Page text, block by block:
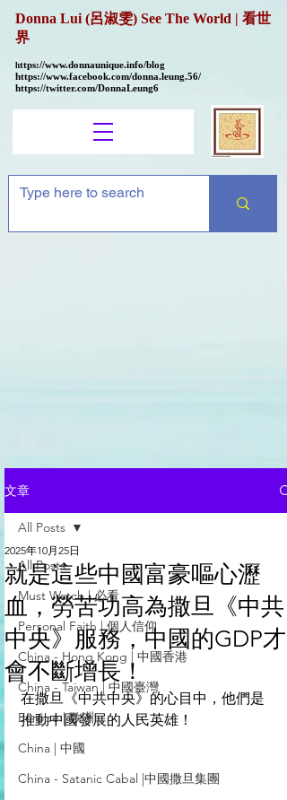
Donna Lui (呂淑雯) See The World | 看世
界
https://www.donnaunique.info/blog
https://www.facebook.com/donna.leung.56/
https://twitter.com/DonnaLeung6
文章
All Posts
Must Watch | 必看
Personal Faith | 個人信仰
China - Hong Kong | 中國香港
China - Taiwan | 中國臺灣
Europe | 歐洲
China | 中國
China - Satanic Cabal |中國撒旦集團
All Posts
就是這些中國富豪嘔心瀝
血，勞苦功高為撒旦《中共
中央》服務，中國的GDP才
會不斷增長！
2025年10月25日
在撒旦《中共中央》的心目中，他們是
推動中國發展的人民英雄！